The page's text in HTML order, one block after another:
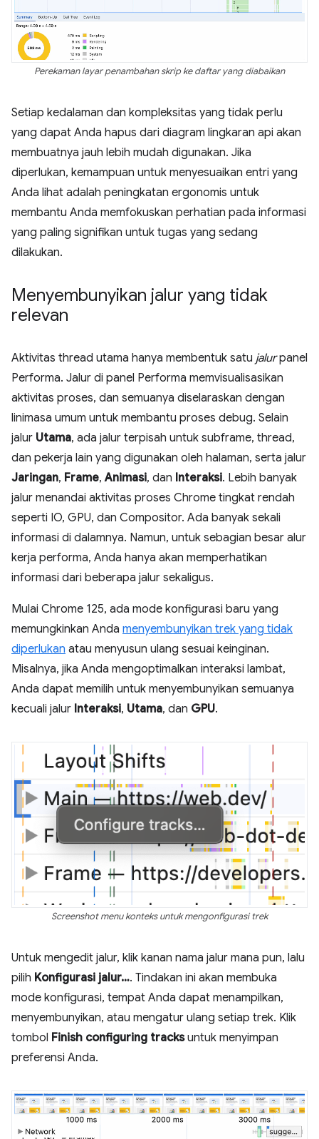
Perekaman layar penambahan skrip ke daftar yang diabaikan
Setiap kedalaman dan kompleksitas yang tidak perlu
yang dapat Anda hapus dari diagram lingkaran api akan
membuatnya jauh lebih mudah digunakan. Jika
diperlukan, kemampuan untuk menyesuaikan entri yang
Anda lihat adalah peningkatan ergonomis untuk
membantu Anda memfokuskan perhatian pada informasi
yang paling signifikan untuk tugas yang sedang
dilakukan.
Menyembunyikan jalur yang tidak
relevan
Aktivitas thread utama hanya membentuk satu jalurpanel
Performa. Jalur di panel Performa memvisualisasikan
aktivitas proses, dan semuanya diselaraskan dengan
linimasa umum untuk membantu proses debug. Selain
jalur Utama, ada jalur terpisah untuk subframe, thread,
dan pekerja lain yang digunakan oleh halaman, serta jalur
Jaringan, Frame,Animasi, dan Interaksi. Lebih banyak
jalur menandai aktivitas proses Chrome tingkat rendah
seperti IO, GPU, dan Compositor. Ada banyak sekali
informasi di dalamnya. Namun, untuk sebagian besar alur
kerja performa, Anda hanya akan memperhatikan
informasi dari beberapa jalur sekaligus.
Mulai Chrome 125, ada mode konfigurasi baru yang
memungkinkan Anda menyembunyikan trek yang tidak
diperlukan atau menyusun ulang sesuai keinginan.
Misalnya, jika Anda mengoptimalkan interaksi lambat,
Anda dapat memilih untuk menyembunyikan semuanya
kecuali jalur Interaksi, Utama, dan GPU.
Screenshot menu konteks untuk mengonfigurasi trek
Untuk mengedit jalur, klik kanan nama jalur mana pun, lalu
pilih Konfigurasi jalur…. Tindakan ini akan membuka
mode konfigurasi, tempat Anda dapat menampilkan,
menyembunyikan, atau mengatur ulang setiap trek. Klik
tombol Finish configuring tracksuntuk menyimpan
preferensi Anda.